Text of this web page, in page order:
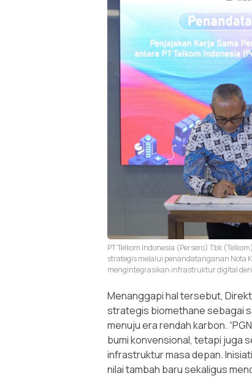
PT Telkom Indonesia (Persero) Tbk
strategis melalui penandatanganan
mengintegrasikan infrastruktur digital
Menanggapi hal tersebut,
strategis biomethane sebagai
menuju era rendah karbon.
bumi konvensional, tetapi juga
infrastruktur masa depan.
nilai tambah baru sekaligus